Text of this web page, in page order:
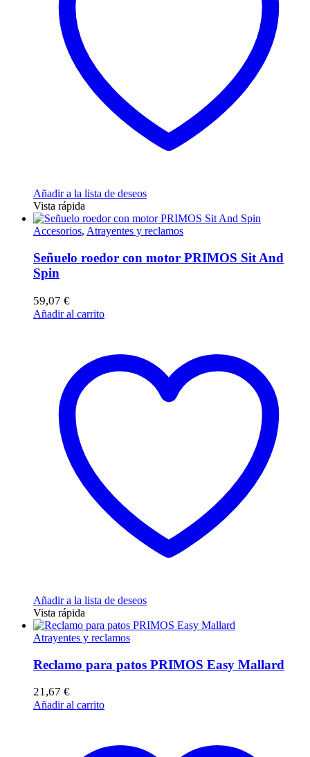
Añadir a la lista de deseos
Vista rápida
Accesorios, Atrayentes y reclamos
Señuelo roedor con motor PRIMOS Sit And
Spin
59,07 €
Añadir al carrito
Añadir a la lista de deseos
Vista rápida
Atrayentes y reclamos
Reclamo para patos PRIMOS Easy Mallard
21,67 €
Añadir al carrito